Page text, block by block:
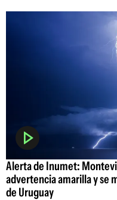
Alerta de Inumet:
advertencia amarilla y se
de Uruguay